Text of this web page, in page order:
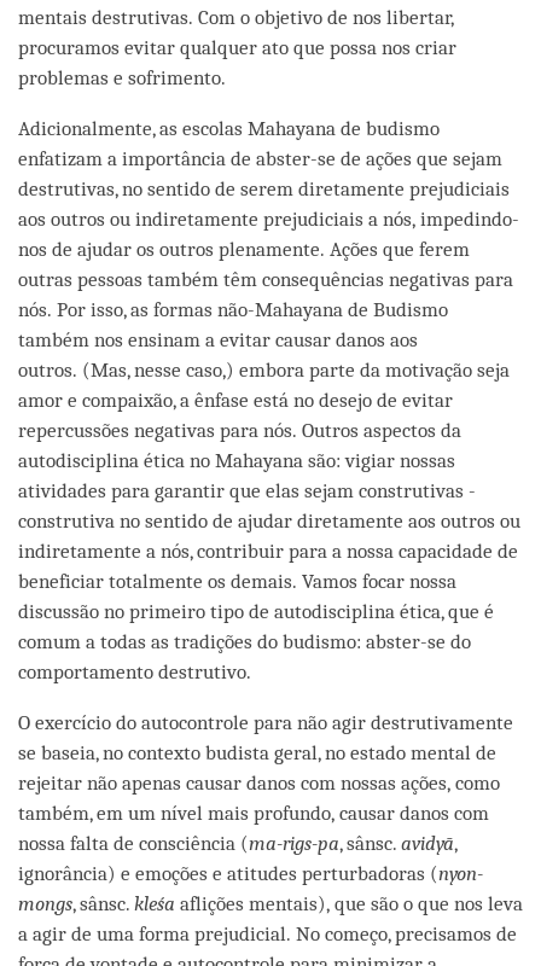
mentais destrutivas. Com o objetivo de nos libertar,
procuramos evitar qualquer ato que possa nos criar
problemas e sofrimento.
Adicionalmente, as escolas Mahayana de budismo
enfatizam a importância de abster-se de ações que sejam
destrutivas, no sentido de serem diretamente prejudiciais
aos outros ou indiretamente prejudiciais a nós, impedindo-
nos de ajudar os outros plenamente. Ações que ferem
outras pessoas também têm consequências negativas para
nós. Por isso, as formas não-Mahayana de Budismo
também nos ensinam a evitar causar danos aos
outros. (Mas, nesse caso,) embora parte da motivação seja
amor e compaixão, a ênfase está no desejo de evitar
repercussões negativas para nós. Outros aspectos da
autodisciplina ética no Mahayana são: vigiar nossas
atividades para garantir que elas sejam construtivas -
construtiva no sentido de ajudar diretamente aos outros ou
indiretamente a nós, contribuir para a nossa capacidade de
beneficiar totalmente os demais. Vamos focar nossa
discussão no primeiro tipo de autodisciplina ética, que é
comum a todas as tradições do budismo: abster-se do
comportamento destrutivo.
O exercício do autocontrole para não agir destrutivamente
se baseia, no contexto budista geral, no estado mental de
rejeitar não apenas causar danos com nossas ações, como
também, em um nível mais profundo, causar danos com
nossa falta de consciência (ma-rigs-pa, sânsc. avidyā,
ignorância) e emoções e atitudes perturbadoras (nyon-
mongs, sânsc. kleśa aflições mentais), que são o que nos leva
a agir de uma forma prejudicial. No começo, precisamos de